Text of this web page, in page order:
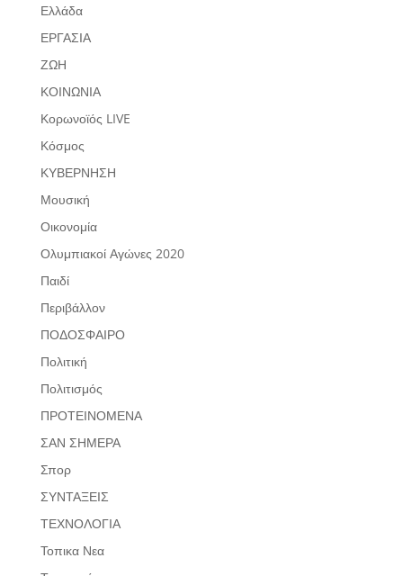
Ελλάδα
ΕΡΓΑΣΙΑ
ΖΩΗ
ΚΟΙΝΩΝΙΑ
Κορωνοϊός LIVE
Κόσμος
ΚΥΒΕΡΝΗΣΗ
Μουσική
Οικονομία
Ολυμπιακοί Αγώνες 2020
Παιδί
Περιβάλλον
ΠΟΔΟΣΦΑΙΡΟ
Πολιτική
Πολιτισμός
ΠΡΟΤΕΙΝΟΜΕΝΑ
ΣΑΝ ΣΗΜΕΡΑ
Σπορ
ΣΥΝΤΑΞΕΙΣ
ΤΕΧΝΟΛΟΓΙΑ
Τοπικα Νεα